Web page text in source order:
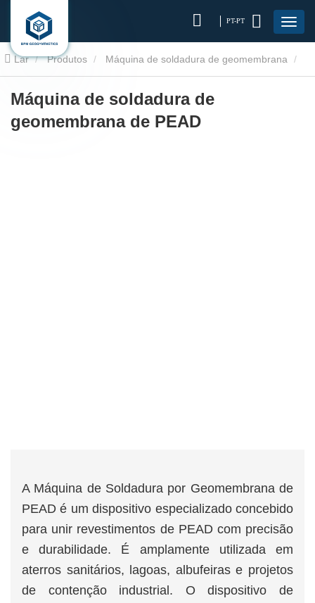
PT-PT
Lar Produtos Máquina de soldadura de geomembrana
Máquina de solda de geomembrana PEAD
Máquina de soldadura de
geomembrana de PEAD
A Máquina de Soldadura por Geomembrana de
PEAD é um dispositivo especializado concebido
para unir revestimentos de PEAD com precisão
e durabilidade. É amplamente utilizada em
aterros sanitários, lagoas, albufeiras e projetos
de contenção industrial. O dispositivo de